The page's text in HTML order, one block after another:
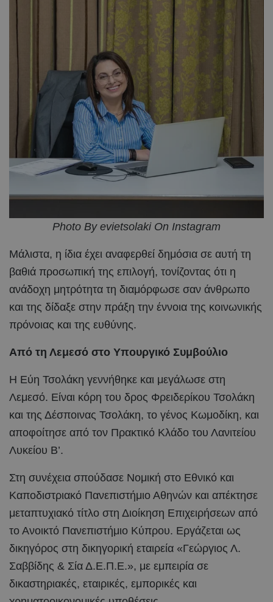
Photo By evietsolaki On Instagram
Μάλιστα, η ίδια έχει αναφερθεί δημόσια σε αυτή τη
βαθιά προσωπική της επιλογή, τονίζοντας ότι η
ανάδοχη μητρότητα τη διαμόρφωσε σαν άνθρωπο
και της δίδαξε στην πράξη την έννοια της κοινωνικής
πρόνοιας και της ευθύνης.
Από τη Λεμεσό στο Υπουργικό Συμβούλιο
Η Εύη Τσολάκη γεννήθηκε και μεγάλωσε στη
Λεμεσό. Είναι κόρη του δρος Φρειδερίκου Τσολάκη
και της Δέσποινας Τσολάκη, το γένος Κωμοδίκη, και
αποφοίτησε από τον Πρακτικό Κλάδο του Λανιτείου
Λυκείου Β’.
Στη συνέχεια σπούδασε Νομική στο Εθνικό και
Καποδιστριακό Πανεπιστήμιο Αθηνών και απέκτησε
μεταπτυχιακό τίτλο στη Διοίκηση Επιχειρήσεων από
το Ανοικτό Πανεπιστήμιο Κύπρου. Εργάζεται ως
δικηγόρος στη δικηγορική εταιρεία «Γεώργιος Λ.
Σαββίδης & Σία Δ.Ε.Π.Ε.», με εμπειρία σε
δικαστηριακές, εταιρικές, εμπορικές και